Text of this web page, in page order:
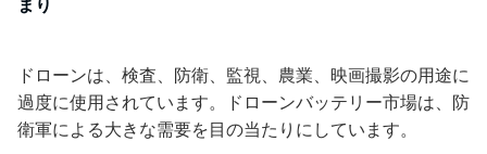
ドローンは、検査、防衛、監視、農業、映画撮影の用途に
過度に使用されています。ドローンバッテリー市場は、防
衛軍による大きな需要を目の当たりにしています。